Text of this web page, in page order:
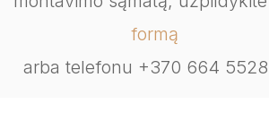
formą
arba telefonu +370 664